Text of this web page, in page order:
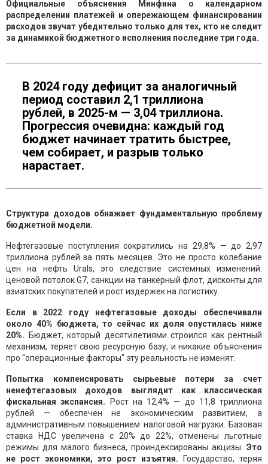
Официальные объяснения Минфина о календарном
распределении платежей и опережающем финансировании
расходов звучат убедительно только для тех, кто не следит
за динамикой бюджетного исполнения последние три года.
В 2024 году дефицит за аналогичный
период составил 2,1 триллиона
рублей, в 2025-м — 3,04 триллиона.
Прогрессия очевидна: каждый год
бюджет начинает тратить быстрее,
чем собирает, и разрыв только
нарастает.
Структура доходов обнажает фундаментальную проблему
бюджетной модели.
Нефтегазовые поступления сократились на 29,8% — до 2,97
триллиона рублей за пять месяцев. Это не просто колебание
цен на нефть Urals, это следствие системных изменений:
ценовой потолок G7, санкции на танкерный флот, дисконты для
азиатских покупателей и рост издержек на логистику.
Если в 2022 году нефтегазовые доходы обеспечивали
около 40% бюджета, то сейчас их доля опустилась ниже
20%. Бюджет, который десятилетиями строился как рентный
механизм, теряет свою ресурсную базу, и никакие объяснения
про "операционные факторы" эту реальность не изменят.
Попытка компенсировать сырьевые потери за счет
ненефтегазовых доходов выглядит как классическая
фискальная экспансия.
Рост на 12,4% — до 11,8 триллиона
рублей — обеспечен не экономическим развитием, а
административным повышением налоговой нагрузки. Базовая
ставка НДС увеличена с 20% до 22%, отменены льготные
режимы для малого бизнеса, проиндексированы акцизы.
Это
не рост экономики, это рост изъятия. Государство, теряя